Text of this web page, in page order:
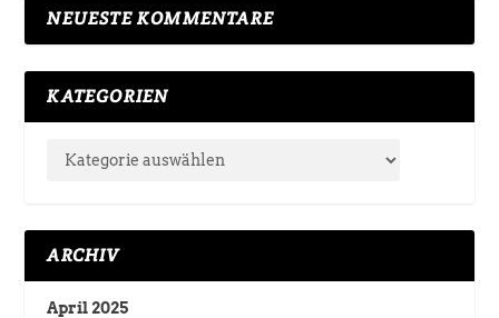
NEUESTE KOMMENTARE
KATEGORIEN
ARCHIV
April 2025